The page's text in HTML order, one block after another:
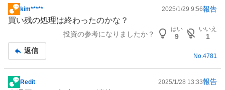
掲
示
事
kim***** 2025/1/29 9:56報告
買い残の処理は終わったのかな？
投資の参考になりましたか？
はい
9
いいえ
1
返信
No. 4781
掲
Redit 2025/1/28 13:33報告